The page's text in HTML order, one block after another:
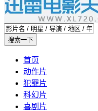
首页
动作片
犯罪片
科幻片
喜剧片